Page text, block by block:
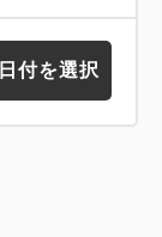
：00
ませてから宿
お支払いとな
日付を選択